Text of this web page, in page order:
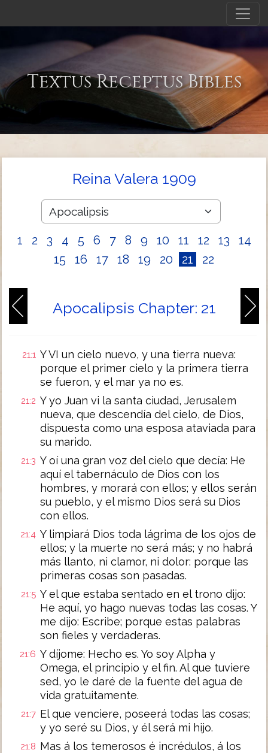
Textus Receptus Bibles
Reina Valera 1909
1 2 3 4 5 6 7 8 9 10 11 12 13
14
15
16 17 18 19 20 21 22
Apocalipsis Chapter: 21
21:1 Y VI un cielo nuevo, y una tierra nueva:
porque el primer cielo y la primera tierra
se fueron, y el mar ya no es.
21:2 Y yo Juan vi la santa ciudad, Jerusalem
nueva, que descendía del cielo, de Dios,
dispuesta como una esposa ataviada para
su marido.
21:3 Y oí una gran voz del cielo que decía: He
aquí el tabernáculo de Dios con los
hombres, y morará con ellos; y ellos serán
su pueblo, y el mismo Dios será su Dios
con ellos.
21:4 Y limpiará Dios toda lágrima de los ojos de
ellos; y la muerte no será más; y no habrá
más llanto, ni clamor, ni dolor: porque las
primeras cosas son pasadas.
21:5 Y el que estaba sentado en el trono dijo:
He aquí, yo hago nuevas todas las cosas. Y
me dijo: Escribe; porque estas palabras
son fieles y verdaderas.
21:6 Y díjome: Hecho es. Yo soy Alpha y
Omega, el principio y el fin. Al que tuviere
sed, yo le daré de la fuente del agua de
vida gratuitamente.
21:7 El que venciere, poseerá todas las cosas;
y yo seré su Dios, y él será mi hijo.
21:8 Mas á los temerosos é incrédulos, á los